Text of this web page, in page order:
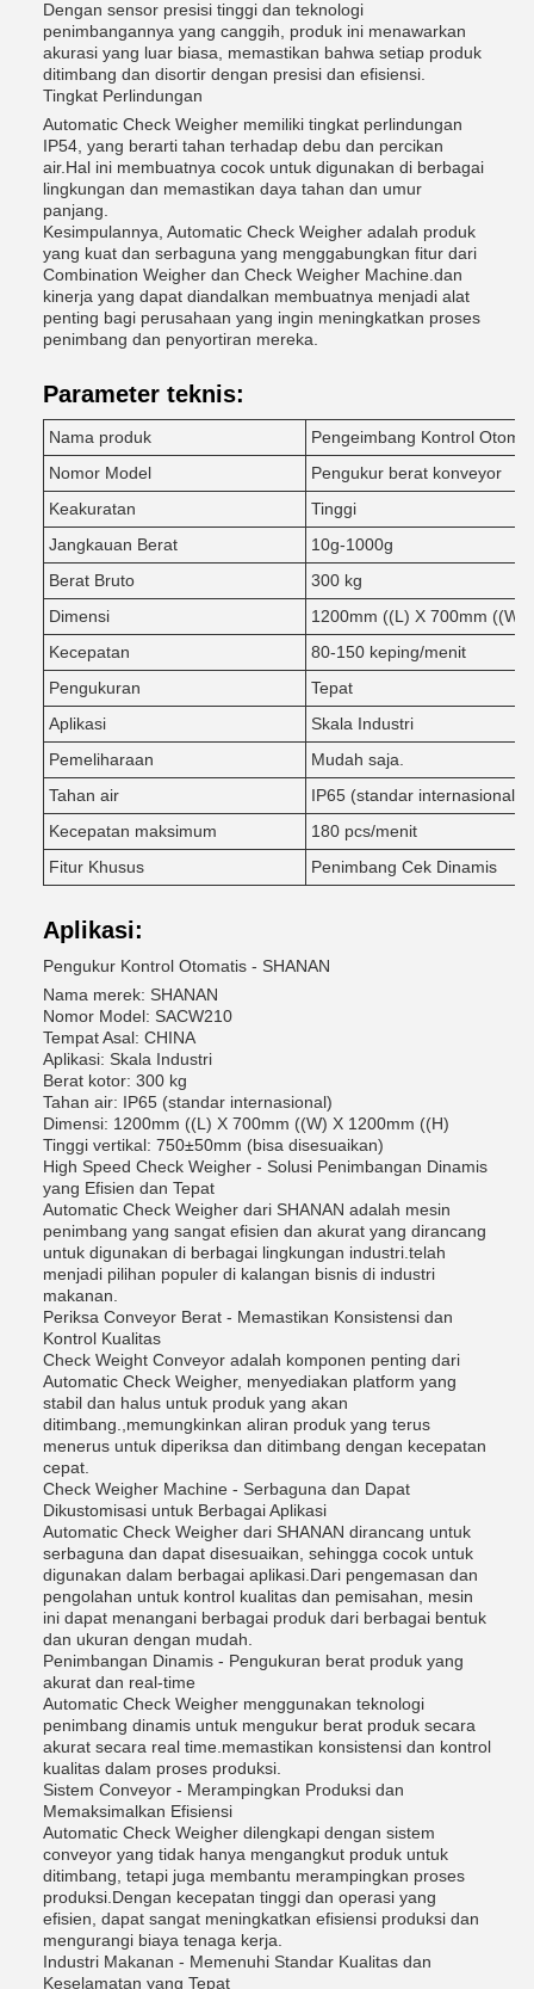
Dengan sensor presisi tinggi dan teknologi
penimbangannya yang canggih, produk ini menawarkan
akurasi yang luar biasa, memastikan bahwa setiap produk
ditimbang dan disortir dengan presisi dan efisiensi.
Tingkat Perlindungan
Automatic Check Weigher memiliki tingkat perlindungan
IP54, yang berarti tahan terhadap debu dan percikan
air.Hal ini membuatnya cocok untuk digunakan di berbagai
lingkungan dan memastikan daya tahan dan umur
panjang.
Kesimpulannya, Automatic Check Weigher adalah produk
yang kuat dan serbaguna yang menggabungkan fitur dari
Combination Weigher dan Check Weigher Machine.dan
kinerja yang dapat diandalkan membuatnya menjadi alat
penting bagi perusahaan yang ingin meningkatkan proses
penimbang dan penyortiran mereka.
Parameter teknis:
Nama produk
Pengeimbang Kontrol
Nomor Model
Pengukur berat konveyor
Keakuratan
Tinggi
Jangkauan Berat
10g-1000g
Berat Bruto
300 kg
Dimensi
1200mm ((L) X 700mm ((W)
Kecepatan
80-150 keping/menit
Pengukuran
Tepat
Aplikasi
Skala Industri
Pemeliharaan
Mudah saja.
Tahan air
IP65 (standar internasional)
Kecepatan maksimum
180 pcs/menit
Fitur Khusus
Penimbang Cek Dinamis
Aplikasi:
Pengukur Kontrol Otomatis - SHANAN
Nama merek: SHANAN
Nomor Model: SACW210
Tempat Asal: CHINA
Aplikasi: Skala Industri
Berat kotor: 300 kg
Tahan air: IP65 (standar internasional)
Dimensi: 1200mm ((L) X 700mm ((W) X 1200mm ((H)
Tinggi vertikal: 750±50mm (bisa disesuaikan)
High Speed Check Weigher - Solusi Penimbangan Dinamis
yang Efisien dan Tepat
Automatic Check Weigher dari SHANAN adalah mesin
penimbang yang sangat efisien dan akurat yang dirancang
untuk digunakan di berbagai lingkungan industri.telah
menjadi pilihan populer di kalangan bisnis di industri
makanan.
Periksa Conveyor Berat - Memastikan Konsistensi dan
Kontrol Kualitas
Check Weight Conveyor adalah komponen penting dari
Automatic Check Weigher, menyediakan platform yang
stabil dan halus untuk produk yang akan
ditimbang.,memungkinkan aliran produk yang terus
menerus untuk diperiksa dan ditimbang dengan kecepatan
cepat.
Check Weigher Machine - Serbaguna dan Dapat
Dikustomisasi untuk Berbagai Aplikasi
Automatic Check Weigher dari SHANAN dirancang untuk
serbaguna dan dapat disesuaikan, sehingga cocok untuk
digunakan dalam berbagai aplikasi.Dari pengemasan dan
pengolahan untuk kontrol kualitas dan pemisahan, mesin
ini dapat menangani berbagai produk dari berbagai bentuk
dan ukuran dengan mudah.
Penimbangan Dinamis - Pengukuran berat produk yang
akurat dan real-time
Automatic Check Weigher menggunakan teknologi
penimbang dinamis untuk mengukur berat produk secara
akurat secara real time.memastikan konsistensi dan kontrol
kualitas dalam proses produksi.
Sistem Conveyor - Merampingkan Produksi dan
Memaksimalkan Efisiensi
Automatic Check Weigher dilengkapi dengan sistem
conveyor yang tidak hanya mengangkut produk untuk
ditimbang, tetapi juga membantu merampingkan proses
produksi.Dengan kecepatan tinggi dan operasi yang
efisien, dapat sangat meningkatkan efisiensi produksi dan
mengurangi biaya tenaga kerja.
Industri Makanan - Memenuhi Standar Kualitas dan
Keselamatan yang Tepat